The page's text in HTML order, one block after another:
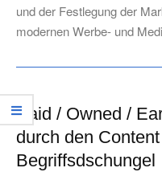
und der Festlegung der
modernen Werbe- und
Paid / Owned /
durch den
Begriffsdschungel